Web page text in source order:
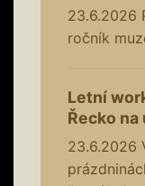
23.6.2026
ročník
Letní
Řecko
23.6.2026